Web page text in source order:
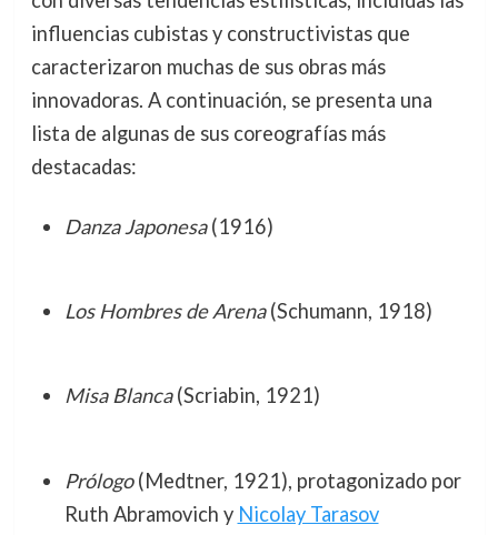
influencias cubistas y constructivistas que
caracterizaron muchas de sus obras más
innovadoras. A continuación, se presenta una
lista de algunas de sus coreografías más
destacadas:
Danza Japonesa(1916)
Los Hombres de Arena(Schumann, 1918)
Misa Blanca(Scriabin, 1921)
Prólogo(Medtner, 1921), protagonizado por
Ruth Abramovich y Nicolay Tarasov